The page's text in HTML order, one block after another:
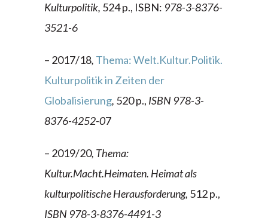
Kulturpolitik, 524 p., ISBN: 978-3-8376-
3521-6
– 2017/18, Thema: Welt.Kultur.Politik.
Kulturpolitik in Zeiten der
Globalisierung, 520 p., ISBN 978-3-
8376-4252-07
– 2019/20, Thema:
Kultur.Macht.Heimaten. Heimat als
kulturpolitische Herausforderung, 512 p.,
ISBN 978-3-8376-4491-3